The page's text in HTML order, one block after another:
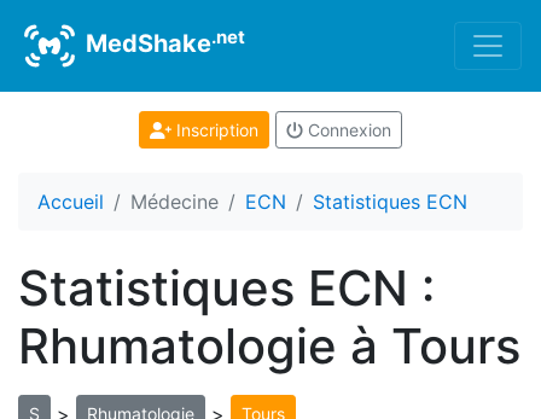
MedShake.net
Inscription Connexion
Accueil Médecine ECN Statistiques ECN
Statistiques ECN :
Rhumatologie à Tours
S > Rhumatologie > Tours